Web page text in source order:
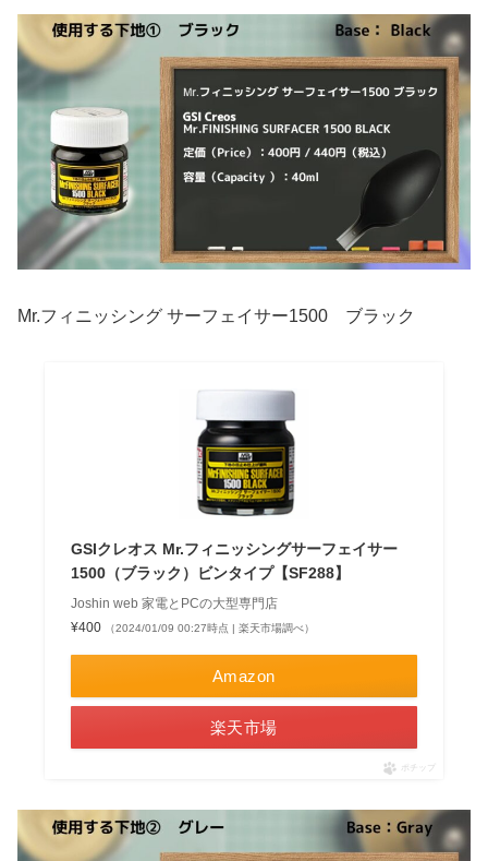
Mr.フィニッシング サーフェイサー1500 ブラック
GSIクレオス Mr.フィニッシングサーフェイサー
1500（ブラック）ビンタイプ【SF288】
Joshin web 家電とPCの大型専門店
¥400
（2024/01/09 00:27時点 | 楽天市場調べ）
Amazon
楽天市場
ポチップ